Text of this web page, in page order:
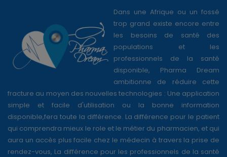
Dans une Afrique ou un fossé
trop grand existe encore entre
les besoins de santé des
populations et les
professionnels de la santé
disponible, Pharma Dream
ambitionne de réduire cette
fracture au moyen des nouvelles technologies : Une application
simple et facile d'utilisation ou la bonne information
disponible,fera toute la différence. La différence pour le patient
qui comprendra mieux le role et le métier du pharmacien, et qui
aura un accès plus facile chez le médecin à travers la prise de
rendez-vous, La différence pour les professionnels de la santé